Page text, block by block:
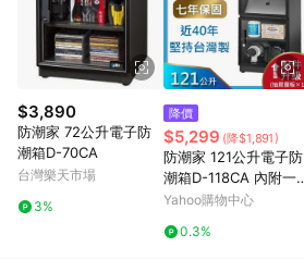
$3,890
防潮家 72公升電子防
潮箱D-70CA
台灣樂天市場
3%
降價
$5,299 (降$1,891)
防潮家 121公升電子防
潮箱D-118CA 內附一
抽屜式層板
Yahoo購物中心
0.3%